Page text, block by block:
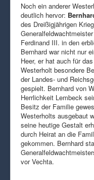
Noch ein anderer
deutlich hervor:
des Dreißigjährigen
Ferdinand III. in den
Bernhard war nicht nur
Heer, er hat auch für
Westerholt besondere
der Landes- und
gespielt. Bernhard von
Herrlichkeit Lembeck
Besitz der Familie
Westerholts ausgebaut
seine heutige Gestalt
durch Heirat an die
gekommen. Bernhard
vor Vechta.